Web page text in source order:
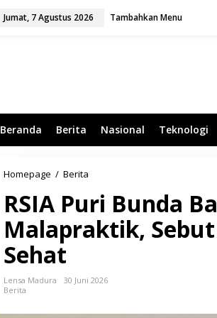
Jumat, 7 Agustus 2026 Tambahkan Menu
Beranda Berita Nasional Teknologi
Homepage / Berita
A
P
u
B
d
RSIA Puri Bunda
Malapraktik,
Sehat
Lensa Madura
30 Juni 2026
Berita